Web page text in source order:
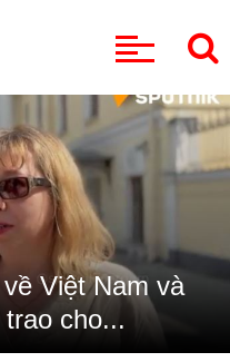
Việt Nam và
cho...